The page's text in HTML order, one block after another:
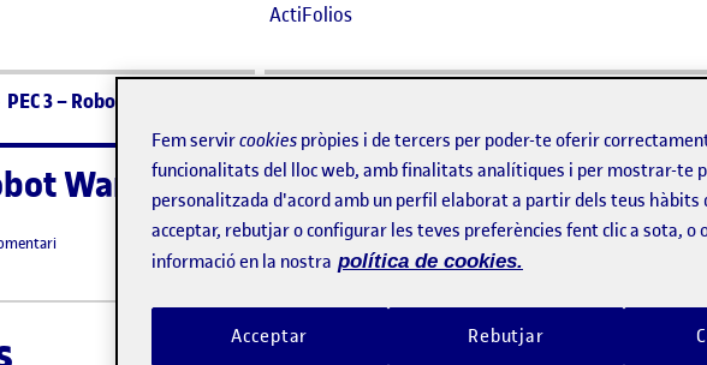
ActiFolios
PEC 3 – Robot Wars
Wars
el PEC 3 – Robot Wars
Fem servircookies pròpies i de tercers per poder-te oferir
funcionalitats del lloc web, amb finalitats analítiques i per mostrar-te
personalitzada d'acord amb un perfil elaborat a partir dels teus hàbits
acceptar, rebutjar o configurar les teves preferències fent clic a sota, o
informació en la nostra política de cookies.
Rebutjar
Acceptar